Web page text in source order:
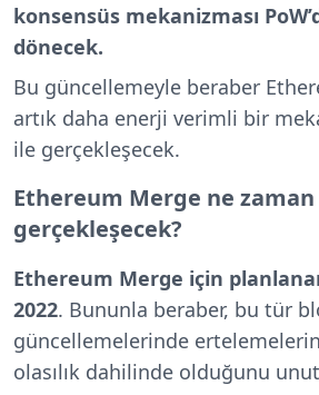
konsensüs mekanizması
dönecek.
Bu güncellemeyle beraber
artık daha enerji verimli bir
ile gerçekleşecek.
Ethereum Merge ne zaman
gerçekleşecek?
Ethereum Merge için
2022. Bununla beraber, bu tür
güncellemelerinde
olasılık dahilinde olduğunu